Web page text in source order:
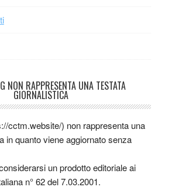
NON RAPPRESENTA UNA TESTATA
GIORNALISTICA
cctm.website/) non rappresenta una
in quanto viene aggiornato senza
un prodotto editoriale ai
n° 62 del 7.03.2001.